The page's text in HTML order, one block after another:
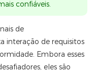
confiáveis.
de
interação de requisitos
Embora esses
eles são